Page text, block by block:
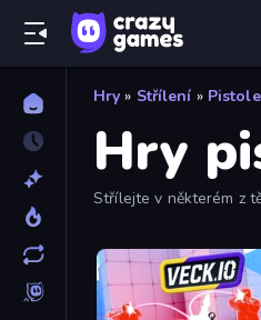
Hry » Střílení » Pistole
Hry
Střílejte v některém z